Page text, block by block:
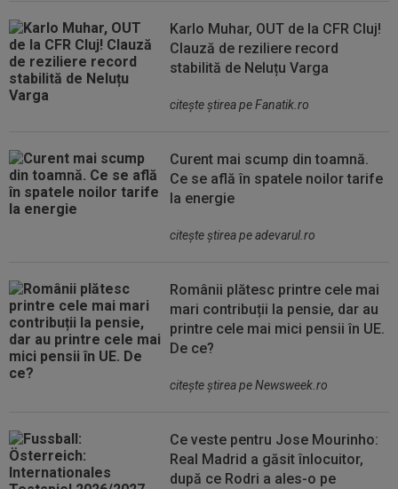
Karlo Muhar, OUT de la CFR Cluj!
Clauză de reziliere record
stabilită de Neluțu Varga
citeşte ştirea pe Fanatik.ro
Curent mai scump din toamnă.
Ce se află în spatele noilor tarife
la energie
citeşte ştirea pe adevarul.ro
Românii plătesc printre cele mai
mari contribuții la pensie, dar au
printre cele mai mici pensii în UE.
De ce?
citeşte ştirea pe Newsweek.ro
Ce veste pentru Jose Mourinho:
Real Madrid a găsit înlocuitor,
după ce Rodri a ales-o pe